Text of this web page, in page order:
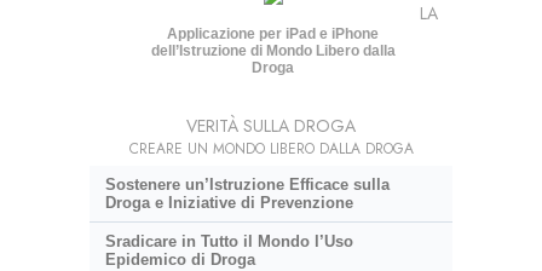
Applicazione per iPad e iPhone
dell’Istruzione di Mondo Libero dalla
Droga
LA
VERITÀ SULLA DROGA
CREARE UN MONDO LIBERO DALLA DROGA
Sostenere un’Istruzione Efficace sulla
Droga e Iniziative di Prevenzione
Sradicare in Tutto il Mondo l’Uso
Epidemico di Droga